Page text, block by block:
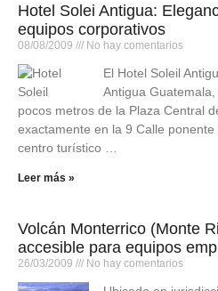
Hotel Solei Antigua:
equipos corporativos
08/08/2009 No hay comentarios
El Hotel Soleil
Antigua
pocos metros de la Plaza Central
exactamente en la 9 Calle
centro turístico …
Leer más »
Volcán Monterrico (Monte
accesible para equipos
26/03/2009 No hay comentarios